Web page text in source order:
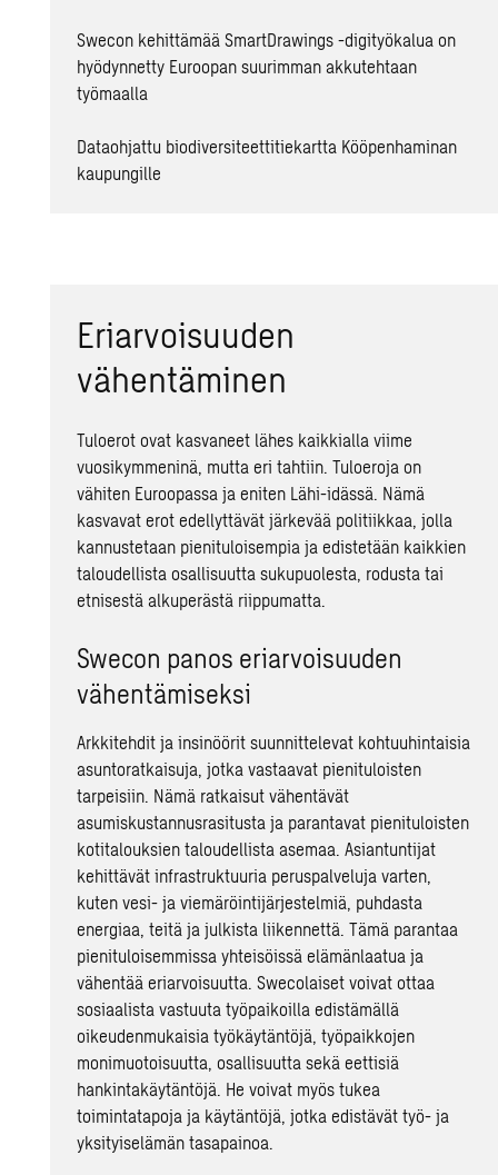
Swecon kehittämää SmartDrawings -digityökalua on
hyödynnetty Euroopan suurimman akkutehtaan
työmaalla
Dataohjattu biodiversiteettitiekartta Kööpenhaminan
kaupungille
Eriarvoisuuden
vähentäminen
Tuloerot ovat kasvaneet lähes kaikkialla viime
vuosikymmeninä, mutta eri tahtiin. Tuloeroja on
vähiten Euroopassa ja eniten Lähi-idässä. Nämä
kasvavat erot edellyttävät järkevää politiikkaa, jolla
kannustetaan pienituloisempia ja edistetään kaikkien
taloudellista osallisuutta sukupuolesta, rodusta tai
etnisestä alkuperästä riippumatta.
Swecon panos eriarvoisuuden
vähentämiseksi
Arkkitehdit ja insinöörit suunnittelevat kohtuuhintaisia
asuntoratkaisuja, jotka vastaavat pienituloisten
tarpeisiin. Nämä ratkaisut vähentävät
asumiskustannusrasitusta ja parantavat pienituloisten
kotitalouksien taloudellista asemaa. Asiantuntijat
kehittävät infrastruktuuria peruspalveluja varten,
kuten vesi- ja viemäröintijärjestelmiä, puhdasta
energiaa, teitä ja julkista liikennettä. Tämä parantaa
pienituloisemmissa yhteisöissä elämänlaatua ja
vähentää eriarvoisuutta. Swecolaiset voivat ottaa
sosiaalista vastuuta työpaikoilla edistämällä
oikeudenmukaisia työkäytäntöjä, työpaikkojen
monimuotoisuutta, osallisuutta sekä eettisiä
hankintakäytäntöjä. He voivat myös tukea
toimintatapoja ja käytäntöjä, jotka edistävät työ- ja
yksityiselämän tasapainoa.